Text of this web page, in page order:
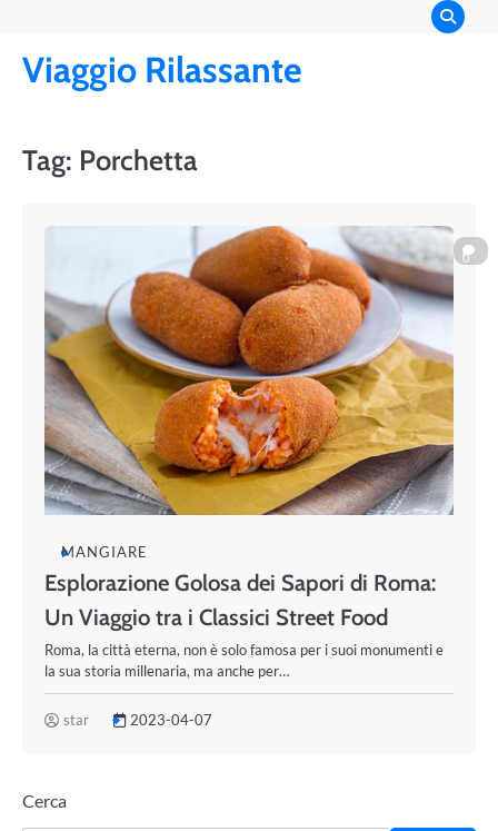
content
Viaggio Rilassante
Tag: Porchetta
0
MANGIARE
Esplorazione Golosa dei Sapori di Roma:
Un Viaggio tra i Classici Street Food
Roma, la città eterna, non è solo famosa per i suoi monumenti e
la sua storia millenaria, ma anche per…
star 2023-04-07
Cerca